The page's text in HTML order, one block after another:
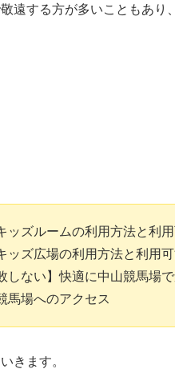
遠する方が多いこともあり
ッズルームの利用方法と利
ッズ広場の利用方法と利用
しない】快適に中山競馬場
馬場へのアクセス
きます。